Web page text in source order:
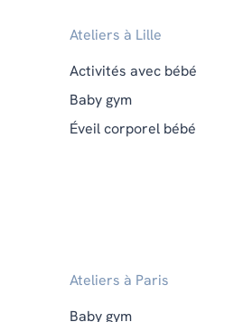
Ateliers à Lille
Activités avec bébé
Baby gym
Éveil corporel bébé
Ateliers à Paris
Baby gym